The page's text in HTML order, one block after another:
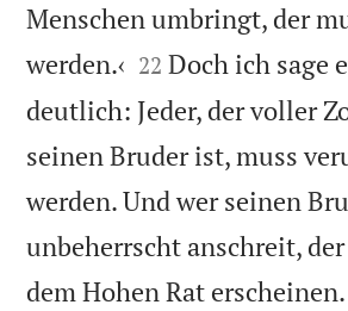
Menschen umbringt, der
werden.‹ 

22 Doch ich sage
deutlich: Jeder, der voller
seinen Bruder ist, muss
werden. Und wer seinen
unbeherrscht anschreit,
dem Hohen Rat